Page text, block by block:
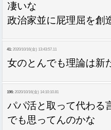
凄いな
政治家並に屁理屈を創
41: 2020/10/16(金) 13:43:57.11
女のとんでも理論は新
196: 2020/10/16(金) 14:10:10.81
パパ活と取って代わる
でも思ってんのかな